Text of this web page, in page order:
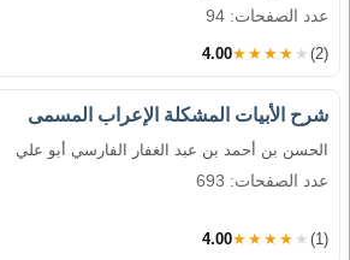
عدد الصفحات: 94
4.00★★★★★ (2)
شرح الأبيات المشكلة الإعراب المسمى
الحسن بن أحمد بن عبد الغفار الفارسي أبو علي
عدد الصفحات: 693
4.00★★★★★ (1)